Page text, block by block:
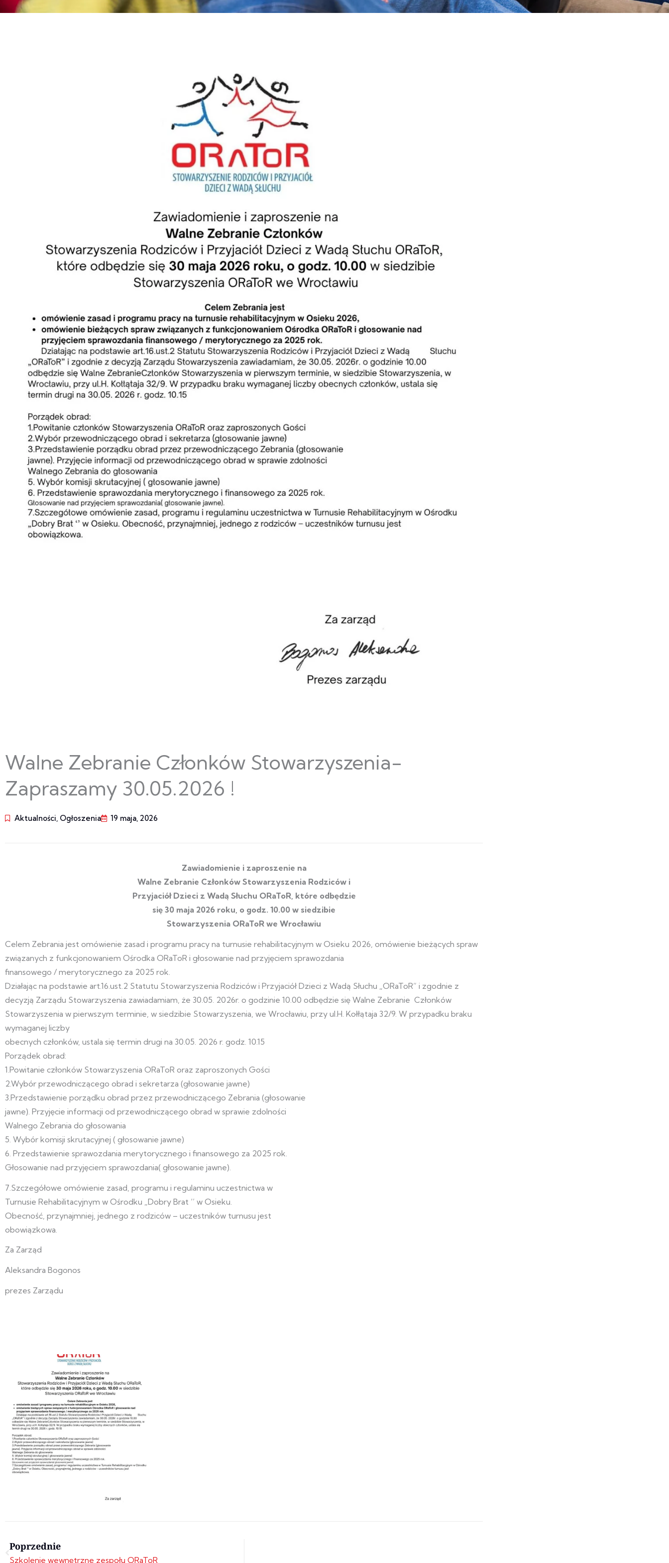
Walne Zebranie Członków Stowarzyszenia-
Zapraszamy 30.05.2026 !
Aktualności, Ogłoszenia 19 maja, 2026
Zawiadomienie i zaproszenie na
Walne Zebranie Członków Stowarzyszenia Rodziców i
Przyjaciół Dzieci z Wadą Słuchu ORaToR, które odbędzie
się 30 maja 2026 roku, o godz. 10.00 w siedzibie
Stowarzyszenia ORaToR we Wrocławiu
Celem Zebrania jest omówienie zasad i programu pracy na turnusie rehabilitacyjnym w Osieku 2026, omówienie bieżących spraw
związanych z funkcjonowaniem Ośrodka ORaToR i głosowanie nad przyjęciem sprawozdania
finansowego / merytorycznego za 2025 rok.
Działając na podstawie art.16.ust.2 Statutu Stowarzyszenia Rodziców i Przyjaciół Dzieci z Wadą Słuchu „ORaToR” i zgodnie z
decyzją Zarządu Stowarzyszenia zawiadamiam, że 30.05. 2026r. o godzinie 10.00 odbędzie się Walne Zebranie Członków
Stowarzyszenia w pierwszym terminie, w siedzibie Stowarzyszenia, we Wrocławiu, przy ul.H. Kołłątaja 32/9. W przypadku braku
wymaganej liczby
obecnych członków, ustala się termin drugi na 30.05. 2026 r. godz. 10.15
Porządek obrad:
1.Powitanie członków Stowarzyszenia ORaToR oraz zaproszonych Gości
2.Wybór przewodniczącego obrad i sekretarza (głosowanie jawne)
3.Przedstawienie porządku obrad przez przewodniczącego Zebrania (głosowanie
jawne). Przyjęcie informacji od przewodniczącego obrad w sprawie zdolności
Walnego Zebrania do głosowania
5. Wybór komisji skrutacyjnej ( głosowanie jawne)
6. Przedstawienie sprawozdania merytorycznego i finansowego za 2025 rok.
Głosowanie nad przyjęciem sprawozdania( głosowanie jawne).
7.Szczegółowe omówienie zasad, programu i regulaminu uczestnictwa w
Turnusie Rehabilitacyjnym w Ośrodku „Dobry Brat ‘’ w Osieku.
Obecność, przynajmniej, jednego z rodziców – uczestników turnusu jest
obowiązkowa.
Za Zarząd
Aleksandra Bogonos
prezes Zarządu
Prev
Poprzednie
Szkolenie wewnętrzne zespołu ORaToR